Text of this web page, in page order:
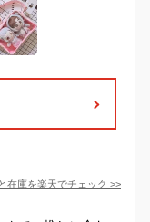
在庫を楽天でチェック >>